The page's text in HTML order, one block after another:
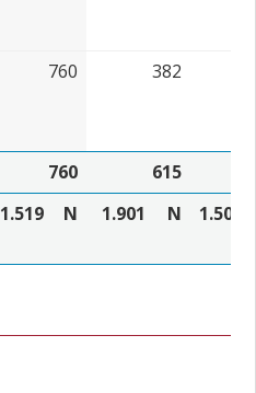
760 382
760
615
1.519 N 1.901 N 1.503